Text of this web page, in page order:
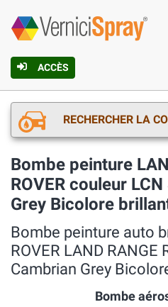
ACCÈS
RECHERCHER LA
Bombe peinture
ROVER couleur
Grey Bicolore
Bombe peinture auto
ROVER LAND RANGE
Cambrian Grey
Bombe